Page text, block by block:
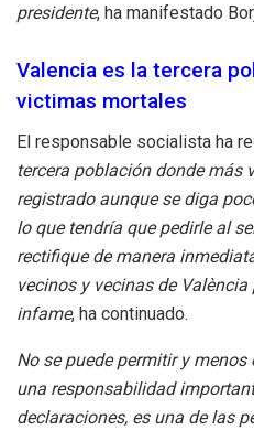
presidente, ha manifestado
Valencia es la tercera
victimas mortales
El responsable socialista ha
tercera población donde más
registrado aunque se diga
lo que tendría que pedirle al
rectifique de manera
vecinos y vecinas de
infame, ha continuado.
No se puede permitir y
una responsabilidad
declaraciones, es una de las